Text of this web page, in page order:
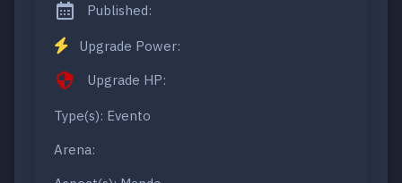
Published:
Upgrade Power:
Upgrade HP:
Type(s): Evento
Arena: